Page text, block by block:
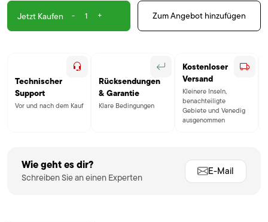
Jetzt Kaufen - + Zum Angebot hinzufügen
Technischer
Support
Vor und nach dem Kauf
Rücksendungen
& Garantie
Klare Bedingungen
Kostenloser
Versand
Kleinere Inseln,
benachteiligte
Gebiete und Venedig
ausgenommen
Wie geht es dir?
Schreiben Sie an einen Experten
E-Mail